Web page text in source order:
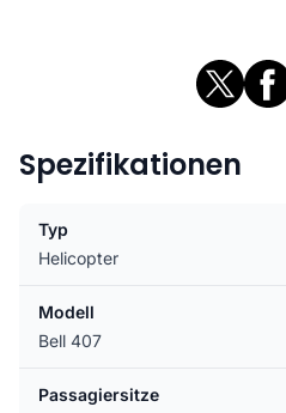
Spezifikationen
Typ
Helicopter
Modell
Bell 407
Passagiersitze